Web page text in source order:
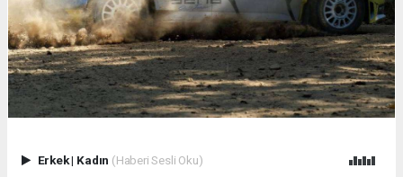
Erkek| Kadın (Haberi Sesli Oku)